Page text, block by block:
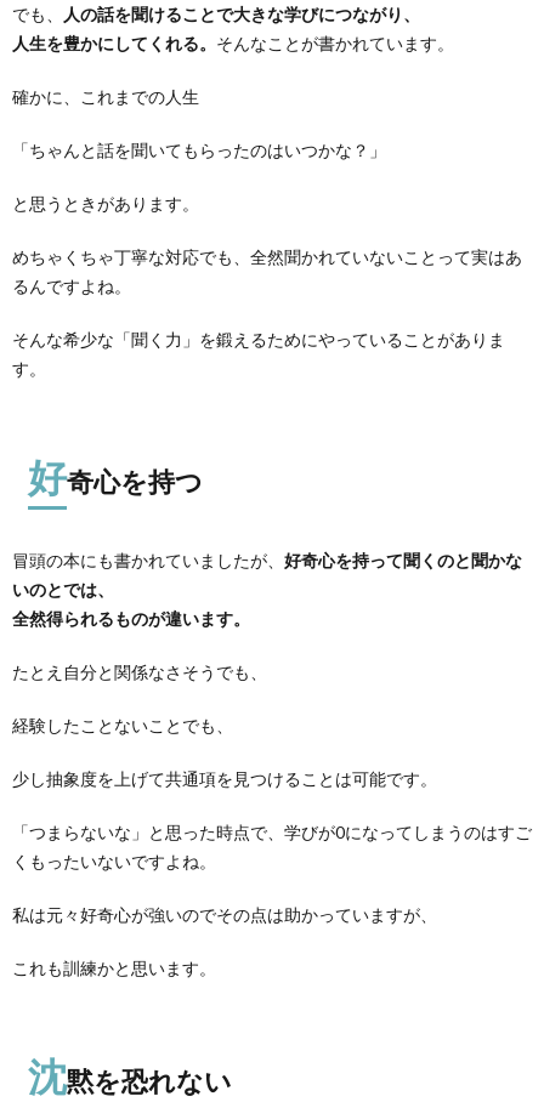
でも、
人の話を聞けることで大きな学びにつながり、
人生を豊かにしてくれる。 そんなことが書かれています。
確かに、これまでの人生
「ちゃんと話を聞いてもらったのはいつかな？」
と思うときがあります。
めちゃくちゃ丁寧な対応でも、全然聞かれていないことって実はあ
るんですよね。
そんな希少な「聞く力」を鍛えるためにやっていることがありま
す。
好奇心を持つ
冒頭の本にも書かれていましたが、 好奇心を持って聞くのと聞かな
いのとでは、
全然得られるものが違います。
たとえ自分と関係なさそうでも、
経験したことないことでも、
少し抽象度を上げて共通項を見つけることは可能です。
「つまらないな」と思った時点で、学びが0になってしまうのはすご
くもったいないですよね。
私は元々好奇心が強いのでその点は助かっていますが、
これも訓練かと思います。
沈黙を恐れない